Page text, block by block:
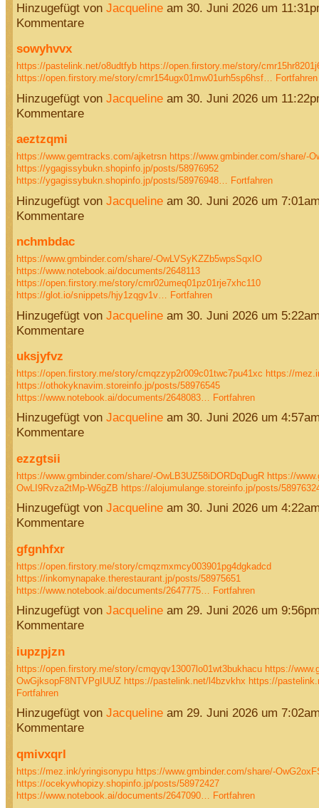
Hinzugefügt von Jacquelineam 30. Juni 2026 um
Kommentare
sowyhvvx
https://pastelink.net/o8udtfyb https://open.firstory.me/story/
https://open.firstory.me/story/cmr154ugx01mw01urh5sp6hsf… Fortfahren
Hinzugefügt von Jacquelineam 30. Juni 2026 um
Kommentare
aeztzqmi
https://www.gemtracks.com/ajketrsn https://www.gmbinder.com/share/-
https://ygagissybukn.shopinfo.jp/posts/58976952
https://ygagissybukn.shopinfo.jp/posts/58976948… Fortfahren
Hinzugefügt von Jacquelineam 30. Juni 2026 um
Kommentare
nchmbdac
https://www.gmbinder.com/share/-OwLVSyKZZb5wpsSqxIO
https://www.notebook.ai/documents/2648113
https://open.firstory.me/story/cmr02umeq01pz01rje7xhc110
https://glot.io/snippets/hjy1zqgv1v… Fortfahren
Hinzugefügt von Jacquelineam 30. Juni 2026 um
Kommentare
uksjyfvz
https://open.firstory.me/story/cmqzzyp2r009c01twc7pu41xc https://
https://othokyknavim.storeinfo.jp/posts/58976545
https://www.notebook.ai/documents/2648083… Fortfahren
Hinzugefügt von Jacquelineam 30. Juni 2026 um
Kommentare
ezzgtsii
https://www.gmbinder.com/share/-OwLB3UZ58iDORDqDugR https://
OwLI9Rvza2tMp-W6gZB https://alojumulange.storeinfo.jp/posts/
Hinzugefügt von Jacquelineam 30. Juni 2026 um
Kommentare
gfgnhfxr
https://open.firstory.me/story/cmqzmxmcy003901pg4dgkadcd
https://inkomynapake.therestaurant.jp/posts/58975651
https://www.notebook.ai/documents/2647775… Fortfahren
Hinzugefügt von Jacquelineam 29. Juni 2026 um
Kommentare
iupzpjzn
https://open.firstory.me/story/cmqyqv13007lo01wt3bukhacu https://
OwGjksopF8NTVPgIUUZ https://pastelink.net/l4bzvkhx https://
Fortfahren
Hinzugefügt von Jacquelineam 29. Juni 2026 um
Kommentare
qmivxqrl
https://mez.ink/yringisonypu https://www.gmbinder.com/share/-
https://ocekywhopizy.shopinfo.jp/posts/58972427
https://www.notebook.ai/documents/2647090… Fortfahren